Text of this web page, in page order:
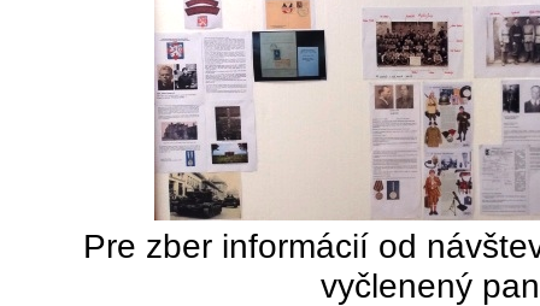
Pre zber informácií od
vyčlenený